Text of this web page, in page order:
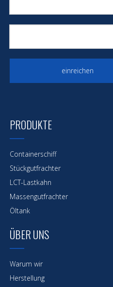
einreichen
PRODUKTE
Containerschiff
Stückgutfrachter
LCT-Lastkahn
Massengutfrachter
Öltank
ÜBER UNS
Warum wir
Herstellung